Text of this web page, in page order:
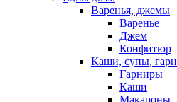
Варенья, джемы
Варенье
Джем
Конфитюр
Каши, супы,
Гарниры
Каши
Макароны